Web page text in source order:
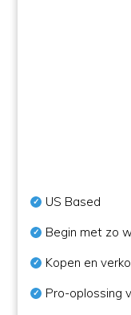
US Based
Begin met zo
Kopen en
Pro-oplossing